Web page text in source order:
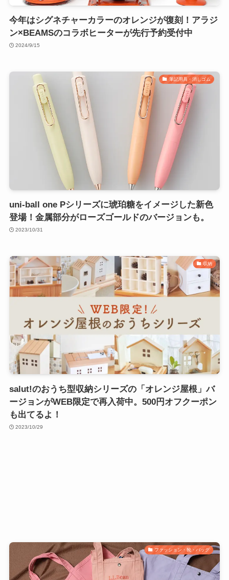
今年はシグネチャーカラーのオレンジが復刻！アラジ
ン×BEAMSのコラボヒーターが先行予約受付中
2024/9/15
筆記用具・消しゴム
uni-ball one Pシリーズに琥珀糖をイメージした新色
登場！金属部分がローズゴールドのバージョンも。
2023/10/31
収納
salut!のおうち型収納シリーズの「オレンジ屋根」バ
ージョンがWEB限定で再入荷中。500円オフクーポン
も出てるよ！
2023/10/29
ファッション・靴・バッグ